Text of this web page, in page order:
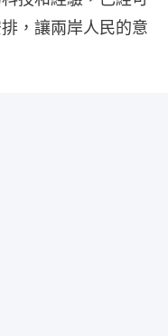
，讓兩岸人民的意